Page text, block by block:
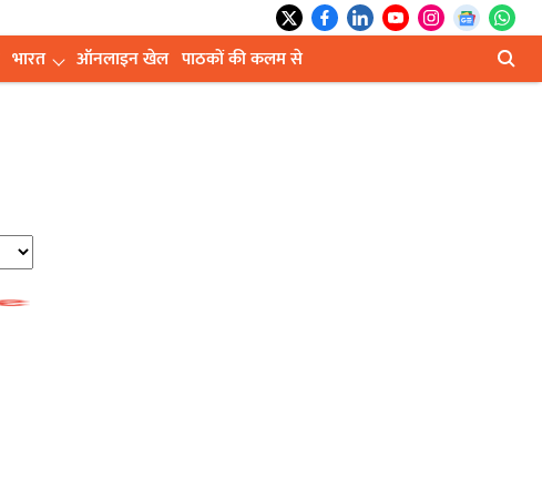
भारत ऑनलाइन खेल पाठकों की कलम से